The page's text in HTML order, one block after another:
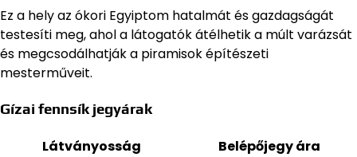
Ez a hely az ókori Egyiptom hatalmát és gazdagságát
testesíti meg, ahol a látogatók átélhetik a múlt varázsát
és megcsodálhatják a piramisok építészeti
mesterműveit.
Gízai fennsík jegyárak
Látványosság
Belépőjegy ára